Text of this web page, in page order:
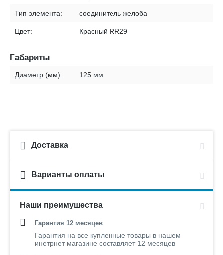
Тип элемента: соединитель желоба
Цвет: Красный RR29
Габариты
Диаметр (мм): 125 мм
Доставка
Варианты оплаты
Наши преимушества
Гарантия 12 месяцев
Гарантия на все купленные товары в нашем
инетрнет магазине составляет 12 месяцев